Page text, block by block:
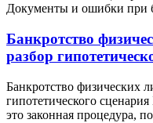
Документы и ошибки при
Банкротство
разбор
Банкротство физических
гипотетического
это законная процедура,